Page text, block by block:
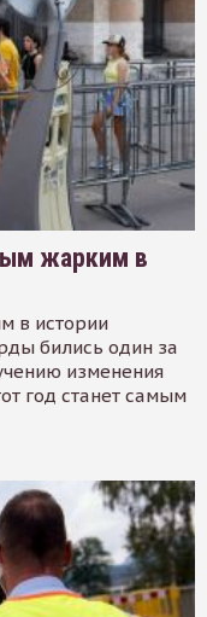
жарким в
в истории
бились один за
изменения
год станет самым